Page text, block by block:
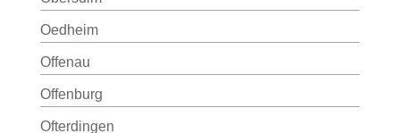
Oedheim
Offenau
Offenburg
Ofterdingen